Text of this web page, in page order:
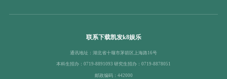
联系下载凯发k8娱乐
通讯地址：湖北省十堰市茅箭区上海路16号
本科生招办：0719-8891093 研究生招办：0719-8878051
邮政编码：442000